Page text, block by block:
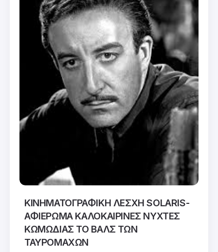
ΚΙΝΗΜΑΤΟΓΡΑΦΙΚΗ ΛΕΣΧΗ SOLARIS-
ΑΦΙΕΡΩΜΑ ΚΑΛΟΚΑΙΡΙΝΕΣ ΝΥΧΤΕΣ
ΚΩΜΩΔΙΑΣ ΤΟ ΒΑΛΣ ΤΩΝ
ΤΑΥΡΟΜΑΧΩΝ